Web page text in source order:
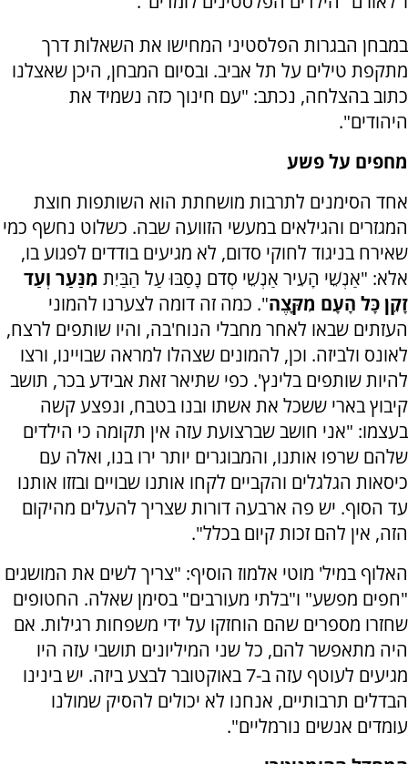
במבחן הבגרות הפלסטיני המחישו את השאלות דרך
מתקפת טילים על תל אביב. ובסיום המבחן, היכן שאצלנו
כתוב בהצלחה, נכתב: "עם חינוך כזה נשמיד את
היהודים".
מחפים על פשע
אחד הסימנים לתרבות מושחתת הוא השותפות חוצת
המגזרים והגילאים במעשי הזוועה שבה. כשלוט נחשף כמי
שאירח בניגוד לחוקי סדום, לא מגיעים בודדים לפגוע בו,
אלא: "אַנְשֵׁי הָעִיר אַנְשֵׁי סְדֹם נָסַבּוּ עַל הַבַּיִת מִנַּעַר וְעַד
זָקֵן כָּל הָעָם מִקָּצֶה". כמה זה דומה לצערנו להמוני
העזתים שבאו לאחר מחבלי הנוח'בה, והיו שותפים לרצח,
לאונס ולביזה. וכן, להמונים שצהלו למראה שבויינו, ורצו
להיות שותפים בלינץ'. כפי שתיאר זאת אבידע בכר, תושב
קיבוץ בארי ששכל את אשתו ובנו בטבח, ונפצע קשה
בעצמו: "אני חושב שברצועת עזה אין תקומה כי הילדים
שלהם שרפו אותנו, והמבוגרים יותר ירו בנו, ואלה עם
כיסאות הגלגלים והקביים לקחו אותנו שבויים ובזזו אותנו
עד הסוף. יש פה ארבעה דורות שצריך להעלים מהיקום
הזה, אין להם זכות קיום בכלל".
האלוף במיל' מוטי אלמוז הוסיף: "צריך לשים את המושגים
"חפים מפשע" ו"בלתי מעורבים" בסימן שאלה. החטופים
שחזרו מספרים שהם הוחזקו על ידי משפחות רגילות. אם
היה מתאפשר להם, כל שני המיליונים תושבי עזה היו
מגיעים לעוטף עזה ב-7 באוקטובר לבצע ביזה. יש בינינו
הבדלים תרבותיים, אנחנו לא יכולים להסיק שמולנו
עומדים אנשים נורמליים".